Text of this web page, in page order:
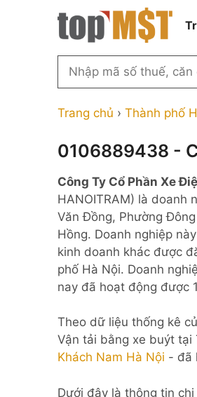
Thành phố Hồ Chí Minh
Thành phố Hà Nội
Thành phố Đà Nẵng
Thành phố Hải Phòng
Thanh Hóa
Bắc Ninh
Nghệ An
Tìm
theo
công
người
đại
diện
hoặc
mã
số
thuế
Trang chủ › Thành phố
0106889438 -
Công Ty Cổ Phần Xe
HANOITRAM) là doanh
Văn Đồng, Phường
Hồng. Doanh nghiệp
kinh doanh khác được
phố Hà Nội. Doanh
nay đã hoạt động được
Theo dữ liệu thống kê
Vận tải bằng xe buýt tại
Khách Nam Hà Nội - đã
Dưới đây là thông tin